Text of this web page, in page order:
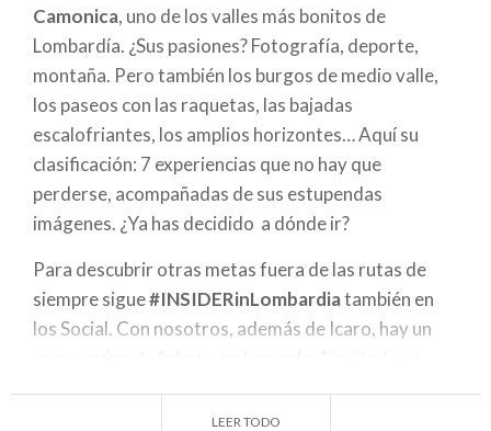
Camonica, uno de los valles más bonitos de
Lombardía. ¿Sus pasiones? Fotografía, deporte,
montaña. Pero también los burgos de medio valle,
los paseos con las raquetas, las bajadas
escalofriantes, los amplios horizontes… Aquí su
clasificación: 7 experiencias que no hay que
perderse, acompañadas de sus estupendas
imágenes. ¿Ya has decidido a dónde ir?
Para descubrir otras metas fuera de las rutas de
siempre sigue#INSIDERinLombardiatambién en
los Social. Con nosotros, además de Icaro, hay un
experiencias vividas en primera persona.
LEER TODO